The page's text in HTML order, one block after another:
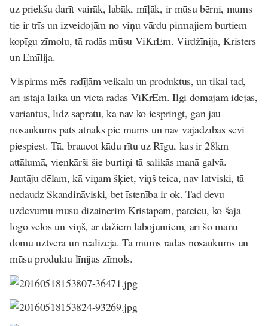
uz priekšu darīt vairāk, labāk, mīļāk, ir mūsu bērni, mums
tie ir trīs un izveidojām no viņu vārdu pirmajiem burtiem
kopīgu zīmolu, tā radās mūsu ViKrEm. Virdžīnija, Kristers
un Emīlija.
Vispirms mēs radījām veikalu un produktus, un tikai tad,
arī īstajā laikā un vietā radās ViKrEm. Ilgi domājām idejas,
variantus, līdz sapratu, ka nav ko iespringt, gan jau
nosaukums pats atnāks pie mums un nav vajadzības sevi
piespiest. Tā, braucot kādu rītu uz Rīgu, kas ir 28km
attālumā, vienkārši šie burtiņi tā salikās manā galvā.
Jautāju dēlam, kā viņam šķiet, viņš teica, nav latviski, tā
nedaudz Skandināviski, bet īstenība ir ok. Tad devu
uzdevumu mūsu dizainerim Kristapam, pateicu, ko šajā
logo vēlos un viņš, ar dažiem labojumiem, arī šo manu
domu uztvēra un realizēja. Tā mums radās nosaukums un
mūsu produktu līnijas zīmols.